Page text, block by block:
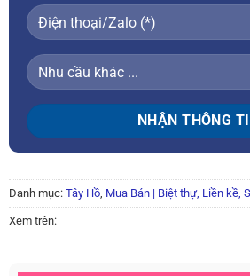
Danh mục: Tây Hồ, Mua Bán | Biệt thự, Liền kề,
Xem trên: